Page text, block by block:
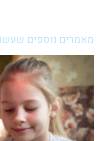
מאמרים נוספים